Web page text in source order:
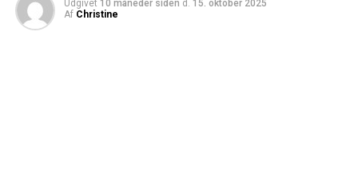
Udgivet 10 måneder siden d. 15. oktober 2025
Af Christine